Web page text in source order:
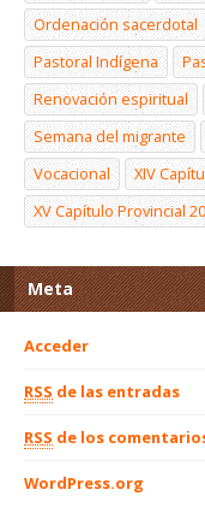
Ordenación sacerdotal
Pastoral Indígena
Renovación espiritual
Semana del migrante
Vocacional
XIV
XV Capítulo Provincial
Meta
Acceder
RSS de las entradas
RSS de los
WordPress.org